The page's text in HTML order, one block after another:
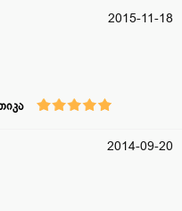
2015-11-18
2014-09-20